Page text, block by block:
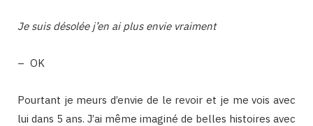
Je suis désolée j’en ai plus envie vraiment
– OK
Pourtant je meurs d’envie de le revoir et je me vois avec
lui dans 5 ans. J’ai même imaginé de belles histoires avec